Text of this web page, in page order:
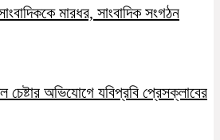
মারধর, সাংবাদিক সংগঠন
চেষ্টার অভিযোগে যবিপ্রবি প্রেসক্লাবের